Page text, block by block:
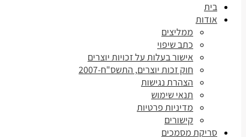
בית
אודות
ממליצים
כתב שיפוי
אישור בעלות על זכויות יוצרים
חוק זכות יוצרים, התשס"ח-2007
הצהרת נגישות
תנאי שימוש
מדיניות פרטיות
קישורים
סריקת מסמכים